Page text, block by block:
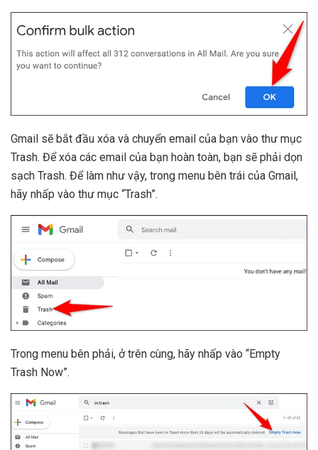
Gmail sẽ bắt đầu xóa và chuyển email của bạn vào thư mục
Trash. Để xóa các email của bạn hoàn toàn, bạn sẽ phải dọn
sạch Trash. Để làm như vậy, trong menu bên trái của Gmail,
hãy nhấp vào thư mục “Trash”.
Trong menu bên phải, ở trên cùng, hãy nhấp vào “Empty
Trash Now”.